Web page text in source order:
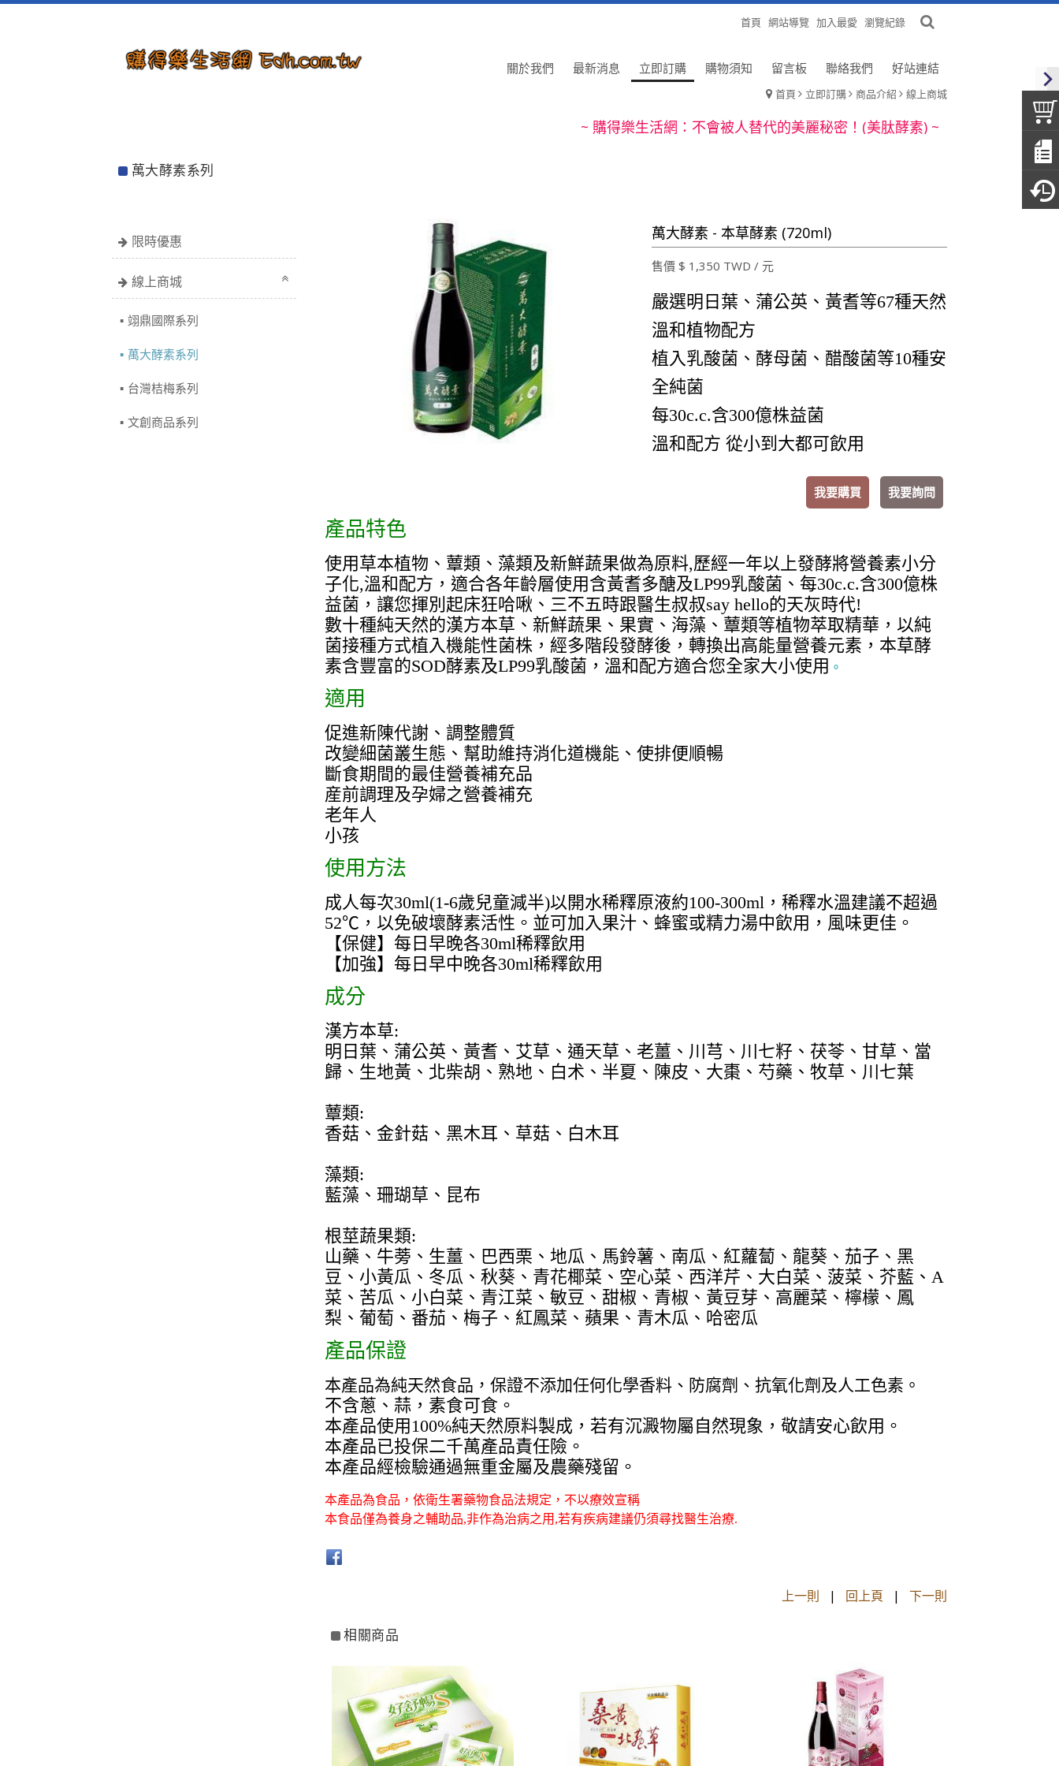
首頁 網站導覽 加入最愛 瀏覽紀錄
關於我們 最新消息 立即訂購 購物須知 留言板 聯絡我們 好站連結
首頁 立即訂購 商品介紹 線上商城
~ 購得樂生活網：梅精再酸也不怕，製成粒狀更容易吃！(青梅精) ~
~ 購得樂生活網：不會被人替代的美麗秘密！(美肽酵素) ~
~ 購得樂生活網：不會被人替代的美麗秘密！(美肽酵素) ~
~ 購得樂生活網：清除不要的髒東西，回到最初的潔淨感受(纖康寶) ~
~ 購得樂生活網：不僅要補鈣，補對鈣很重要！(酵素鈣) ~
萬大酵素系列
限時優惠
線上商城
翊鼎國際系列
萬大酵素系列
台灣桔梅系列
文創商品系列
萬大酵素 - 本草酵素 (720ml)
售價 $ 1,350 TWD / 元
嚴選明日葉、蒲公英、黃耆等67種天然
溫和植物配方
植入乳酸菌、酵母菌、醋酸菌等10種安
全純菌
每30c.c.含300億株益菌
溫和配方 從小到大都可飲用
我要購買 我要詢問
產品特色
使用草本植物、蕈類、藻類及新鮮蔬果做為原料,歷經一年以上發酵將營養素小分
子化,溫和配方，適合各年齡層使用含黃耆多醣及LP99乳酸菌、每30c.c.含300億株
益菌，讓您揮別起床狂哈啾、三不五時跟醫生叔叔say hello的天灰時代!
數十種純天然的漢方本草、新鮮蔬果、果實、海藻、蕈類等植物萃取精華，以純
菌接種方式植入機能性菌株，經多階段發酵後，轉換出高能量營養元素，本草酵
素含豐富的SOD酵素及LP99乳酸菌，溫和配方適合您全家大小使用 。
適用
促進新陳代謝、調整體質
改變細菌叢生態、幫助維持消化道機能、使排便順暢
斷食期間的最佳營養補充品
産前調理及孕婦之營養補充
老年人
小孩
使用方法
成人每次30ml(1-6歲兒童減半)以開水稀釋原液約100-300ml，稀釋水溫建議不超過
52℃，以免破壞酵素活性。並可加入果汁、蜂蜜或精力湯中飲用，風味更佳。
【保健】每日早晚各30ml稀釋飲用
【加強】每日早中晚各30ml稀釋飲用
成分
漢方本草:
明日葉、蒲公英、黃耆、艾草、通天草、老薑、川芎、川七籽、茯苓、甘草、當
歸、生地黃、北柴胡、熟地、白术、半夏、陳皮、大棗、芍藥、牧草、川七葉
蕈類:
香菇、金針菇、黑木耳、草菇、白木耳
藻類:
藍藻、珊瑚草、昆布
根莖蔬果類:
山藥、牛蒡、生薑、巴西栗、地瓜、馬鈴薯、南瓜、紅蘿蔔、龍葵、茄子、黑
豆、小黃瓜、冬瓜、秋葵、青花椰菜、空心菜、西洋芹、大白菜、菠菜、芥藍、A
菜、苦瓜、小白菜、青江菜、敏豆、甜椒、青椒、黃豆芽、高麗菜、檸檬、鳳
梨、葡萄、番茄、梅子、紅鳳菜、蘋果、青木瓜、哈密瓜
產品保證
本產品為純天然食品，保證不添加任何化學香料、防腐劑、抗氧化劑及人工色素。
不含蔥、蒜，素食可食。
本產品使用100%純天然原料製成，若有沉澱物屬自然現象，敬請安心飲用。
本產品已投保二千萬產品責任險。
本產品經檢驗通過無重金屬及農藥殘留。
本產品為食品，依衛生署藥物食品法規定，不以療效宣稱
本食品僅為養身之輔助品,非作為治病之用,若有疾病建議仍須尋找醫生治療.
上一則 | 回上頁 | 下一則
相關商品